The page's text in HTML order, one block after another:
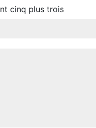
cinq plus trois